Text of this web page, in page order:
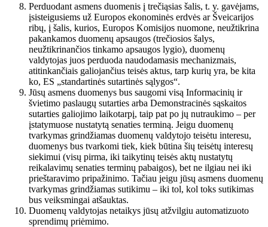
Perduodant asmens duomenis į trečiąsias šalis, t. y. gavėjams,
įsisteigusiems už Europos ekonominės erdvės ar Šveicarijos
ribų, į šalis, kurios, Europos Komisijos nuomone, neužtikrina
pakankamos duomenų apsaugos (trečiosios šalys,
neužtikrinančios tinkamo apsaugos lygio), duomenų
valdytojas juos perduoda naudodamasis mechanizmais,
atitinkančiais galiojančius teisės aktus, tarp kurių yra, be kita
ko, ES „standartinės sutartinės sąlygos“.
Jūsų asmens duomenys bus saugomi visą Informacinių ir
švietimo paslaugų sutarties arba Demonstracinės sąskaitos
sutarties galiojimo laikotarpį, taip pat po jų nutraukimo – per
įstatymuose nustatytą senaties terminą. Jeigu duomenų
tvarkymas grindžiamas duomenų valdytojo teisėtu interesu,
duomenys bus tvarkomi tiek, kiek būtina šių teisėtų interesų
siekimui (visų pirma, iki taikytinų teisės aktų nustatytų
reikalavimų senaties terminų pabaigos), bet ne ilgiau nei iki
prieštaravimo pripažinimo. Tačiau jeigu jūsų asmens duomenų
tvarkymas grindžiamas sutikimu – iki tol, kol toks sutikimas
bus veiksmingai atšauktas.
Duomenų valdytojas netaikys jūsų atžvilgiu automatizuoto
sprendimų priėmimo.